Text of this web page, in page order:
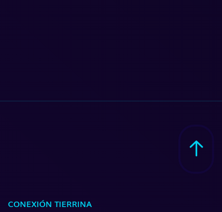
CONEXIÓN TIERRINA